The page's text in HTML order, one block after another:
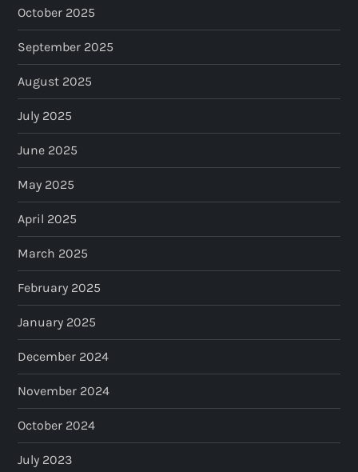
October 2025
September 2025
August 2025
July 2025
June 2025
May 2025
April 2025
March 2025
February 2025
January 2025
December 2024
November 2024
October 2024
July 2023